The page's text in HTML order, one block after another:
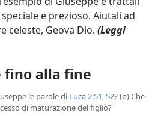
e prezioso. Aiutali ad
celeste, Geova Dio. (Leggi
fino alla fine
le parole di Luca 2:51, 52? (b) Che
di maturazione del figlio?